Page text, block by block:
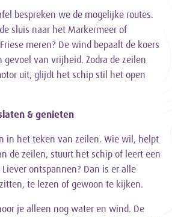
bespreken we de mogelijke routes.
sluis naar het Markermeer of
meren? De wind bepaalt de koers
gevoel van vrijheid. Zodra de zeilen
uit, glijdt het schip stil het open
& genieten
in het teken van zeilen. Wie wil, helpt
de zeilen, stuurt het schip of leert een
ontspannen? Dan is er alle
te lezen of gewoon te kijken.
je alleen nog water en wind. De